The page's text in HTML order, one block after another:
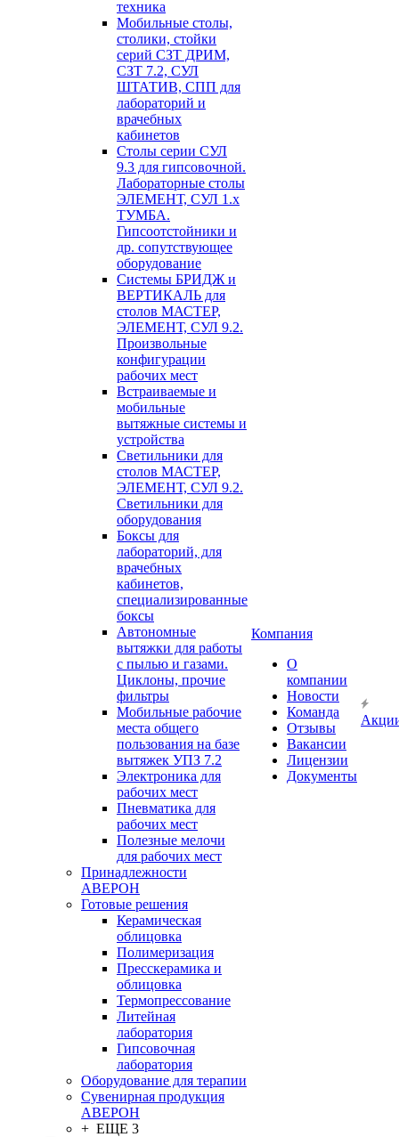
техника
Мобильные столы,
столики, стойки
серий СЗТ ДРИМ,
СЗТ 7.2, СУЛ
ШТАТИВ, СПП для
лабораторий и
врачебных
кабинетов
Столы серии СУЛ
9.3 для гипсовочной.
Лабораторные столы
ЭЛЕМЕНТ, СУЛ 1.х
ТУМБА.
Гипсоотстойники и
др. сопутствующее
оборудование
Системы БРИДЖ и
ВЕРТИКАЛЬ для
столов МАСТЕР,
ЭЛЕМЕНТ, СУЛ 9.2.
Произвольные
конфигурации
рабочих мест
Встраиваемые и
мобильные
вытяжные системы и
устройства
Светильники для
столов МАСТЕР,
ЭЛЕМЕНТ, СУЛ 9.2.
Светильники для
оборудования
Боксы для
лабораторий, для
врачебных
кабинетов,
специализированные
боксы
Автономные
вытяжки для работы
с пылью и газами.
Циклоны, прочие
фильтры
Мобильные рабочие
места общего
пользования на базе
вытяжек УПЗ 7.2
Электроника для
рабочих мест
Пневматика для
рабочих мест
Полезные мелочи
для рабочих мест
Принадлежности
АВЕРОН
Готовые решения
Керамическая
облицовка
Полимеризация
Пресскерамика и
облицовка
Термопрессование
Литейная
лаборатория
Гипсовочная
лаборатория
Оборудование для терапии
Сувенирная продукция
АВЕРОН
+ ЕЩЕ 3
Компания
О
компании
Новости
Команда
Отзывы
Вакансии
Лицензии
Документы